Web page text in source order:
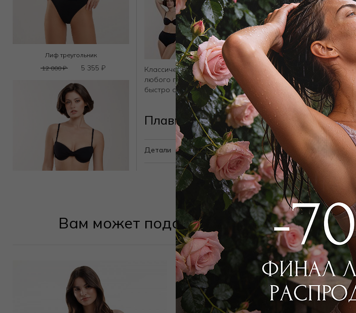
Лиф треугольник
12 000₽ 5 355 ₽
Классические высокие плавки слип - неотъемлемая часть
любого пляжного гардероба. Плавки с идеальной посадкой,
быстро сохнут и имеют идельное качество пошива.
Плавки слип J3769 Черный
Детали
Вам может подойти